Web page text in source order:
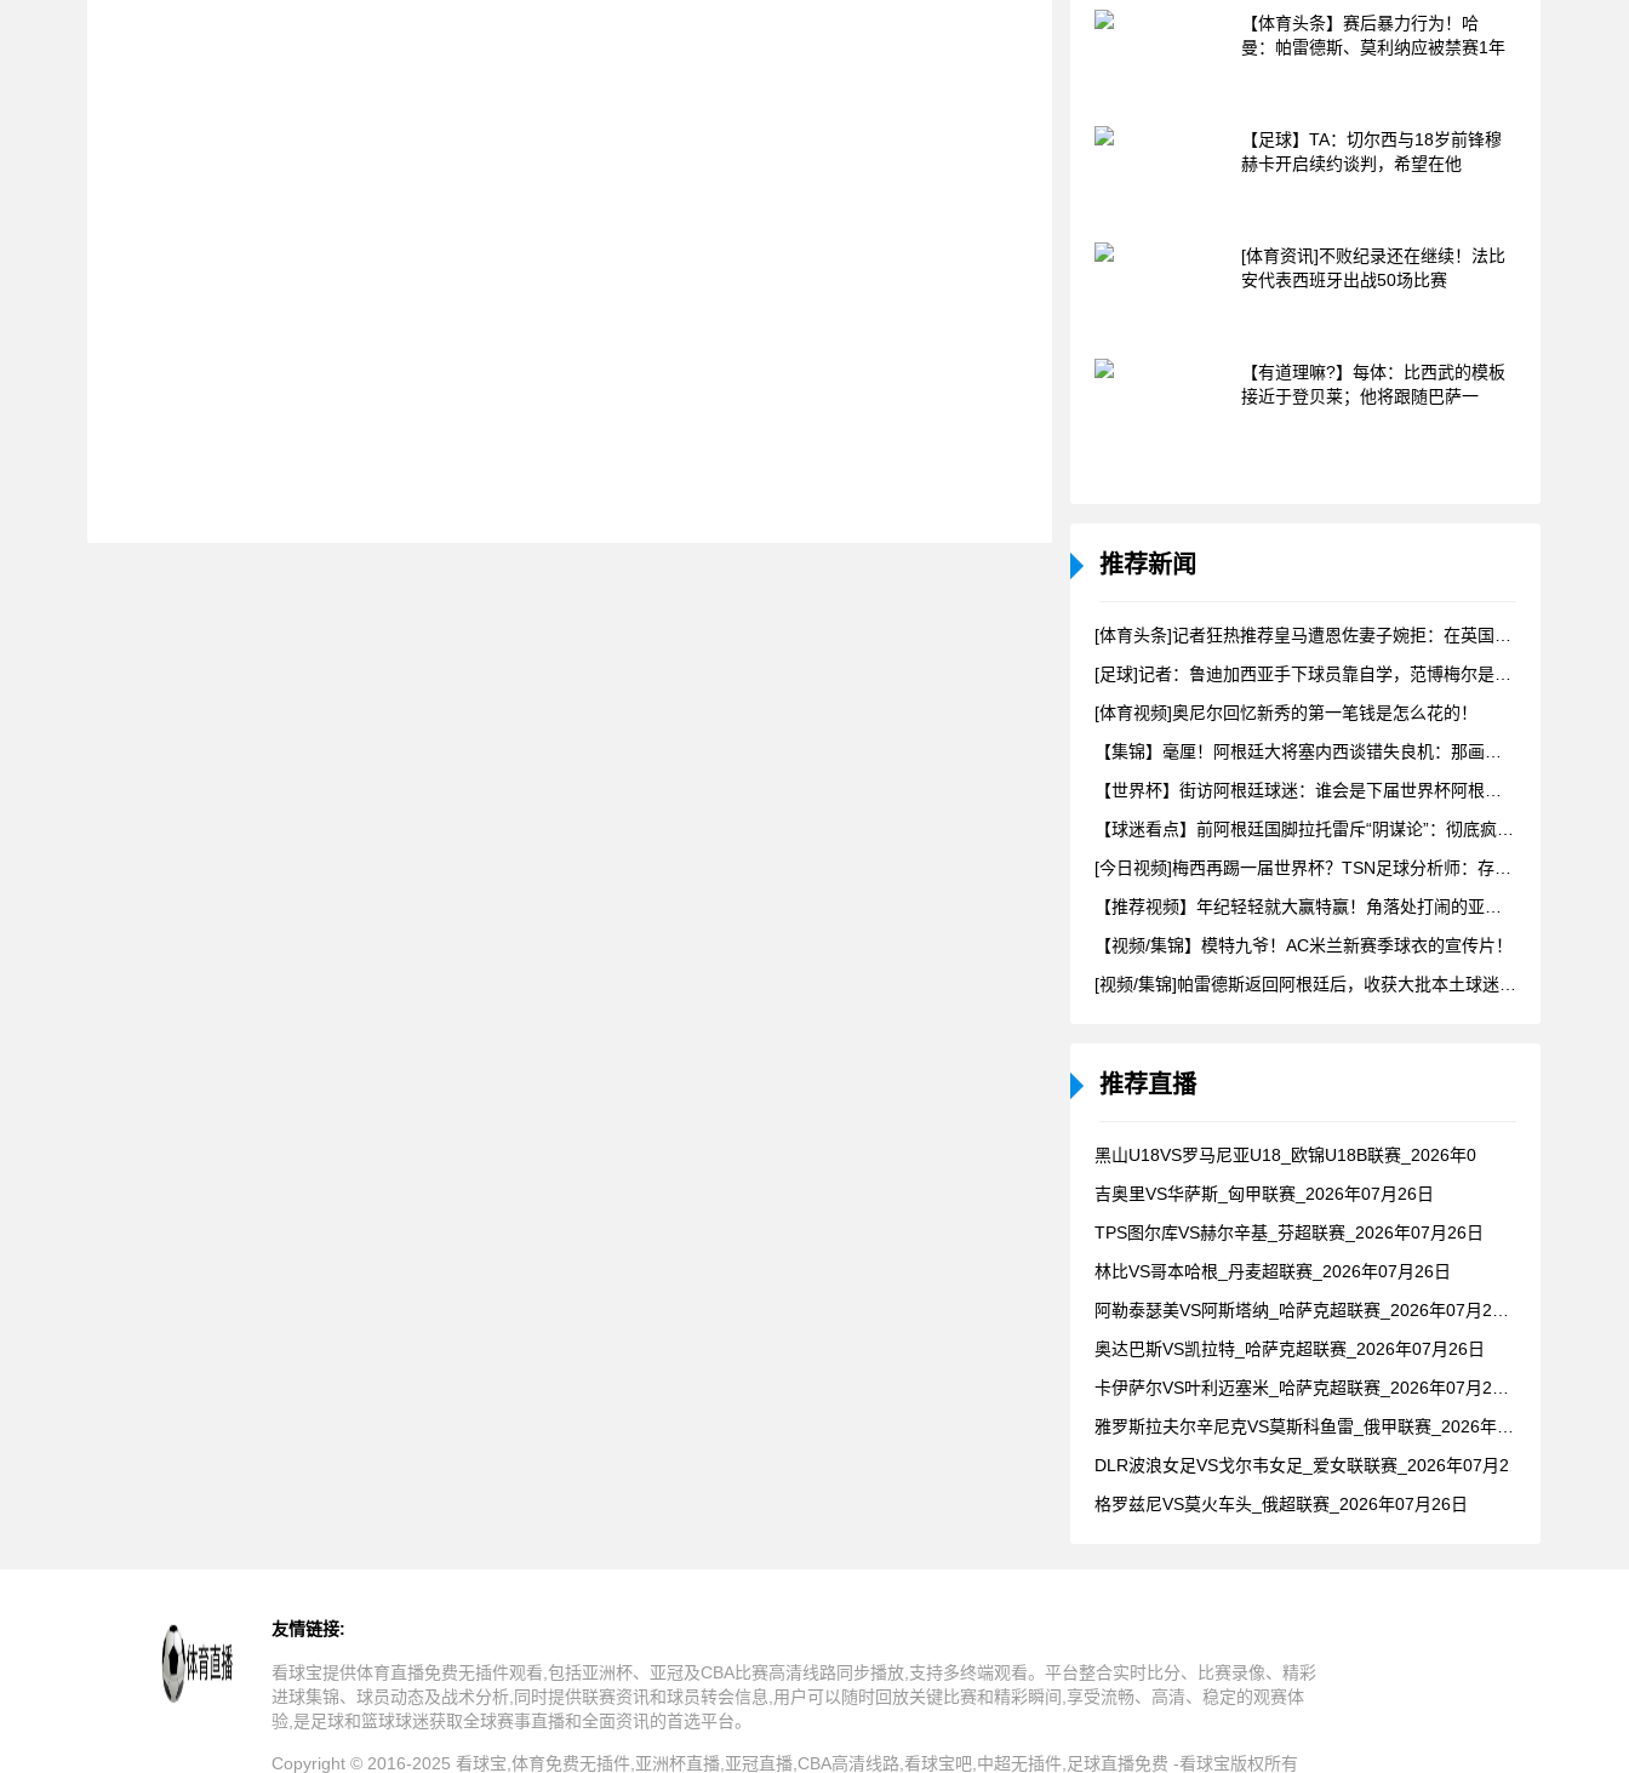
【体育头条】赛后暴力行为！哈
曼：帕雷德斯、莫利纳应被禁赛1年
【足球】TA：切尔西与18岁前锋穆
赫卡开启续约谈判，希望在他
[体育资讯]不败纪录还在继续！法比
安代表西班牙出战50场比赛
【有道理嘛?】每体：比西武的模板
接近于登贝莱；他将跟随巴萨一
推荐新闻
[体育视频]奥尼尔回忆新秀的第一笔钱是怎么花的！
【视频/集锦】模特九爷！AC米兰新赛季球衣的宣传片！
推荐直播
黑山U18VS罗马尼亚U18_欧锦U18B联赛_2026年0
吉奥里VS华萨斯_匈甲联赛_2026年07月26日
TPS图尔库VS赫尔辛基_芬超联赛_2026年07月26日
林比VS哥本哈根_丹麦超联赛_2026年07月26日
奥达巴斯VS凯拉特_哈萨克超联赛_2026年07月26日
DLR波浪女足VS戈尔韦女足_爱女联联赛_2026年07月2
格罗兹尼VS莫火车头_俄超联赛_2026年07月26日
友情链接:
看球宝提供体育直播免费无插件观看,包括亚洲杯、亚冠及CBA比赛高清线路同步播放,支持多终端观看。平台整合实时比分、比赛录像、精彩
进球集锦、球员动态及战术分析,同时提供联赛资讯和球员转会信息,用户可以随时回放关键比赛和精彩瞬间,享受流畅、高清、稳定的观赛体
验,是足球和篮球球迷获取全球赛事直播和全面资讯的首选平台。
Copyright © 2016-2025 看球宝,体育免费无插件,亚洲杯直播,亚冠直播,CBA高清线路,看球宝吧,中超无插件,足球直播免费 -看球宝版权所有